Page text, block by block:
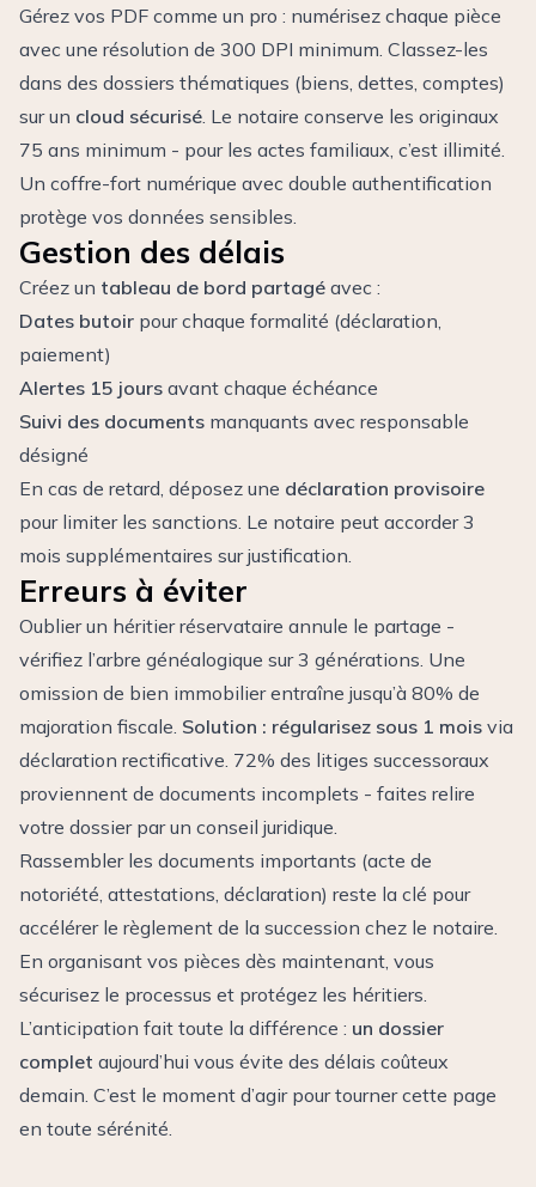
Gérez vos PDF comme un pro : numérisez chaque pièce
avec une résolution de 300 DPI minimum. Classez-les
dans des dossiers thématiques (biens, dettes, comptes)
sur un cloud sécurisé. Le notaire conserve les originaux
75 ans minimum - pour les actes familiaux, c’est illimité.
Un coffre-fort numérique avec double authentification
protège vos données sensibles.
Gestion des délais
Créez un tableau de bord partagé avec :
Dates butoir pour chaque formalité (déclaration,
paiement)
Alertes 15 jours avant chaque échéance
Suivi des documents manquants avec responsable
désigné
En cas de retard, déposez une déclaration provisoire
pour limiter les sanctions. Le notaire peut accorder 3
mois supplémentaires sur justification.
Erreurs à éviter
Oublier un héritier réservataire annule le partage -
vérifiez l’arbre généalogique sur 3 générations. Une
omission de bien immobilier entraîne jusqu’à 80% de
majoration fiscale. Solution : régularisez sous 1 mois via
déclaration rectificative. 72% des litiges successoraux
proviennent de documents incomplets - faites relire
votre dossier par un conseil juridique.
Rassembler les documents importants (acte de
notoriété, attestations, déclaration) reste la clé pour
accélérer le règlement de la succession chez le notaire.
En organisant vos pièces dès maintenant, vous
sécurisez le processus et protégez les héritiers.
L’anticipation fait toute la différence : un dossier
complet aujourd’hui vous évite des délais coûteux
demain. C’est le moment d’agir pour tourner cette page
en toute sérénité.